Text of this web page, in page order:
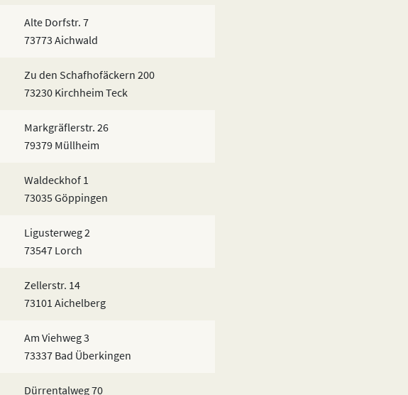
Alte Dorfstr. 7
73773 Aichwald
Zu den Schafhofäckern 200
73230 Kirchheim Teck
Markgräflerstr. 26
79379 Müllheim
Waldeckhof 1
73035 Göppingen
Ligusterweg 2
73547 Lorch
Zellerstr. 14
73101 Aichelberg
Am Viehweg 3
73337 Bad Überkingen
Dürrentalweg 70